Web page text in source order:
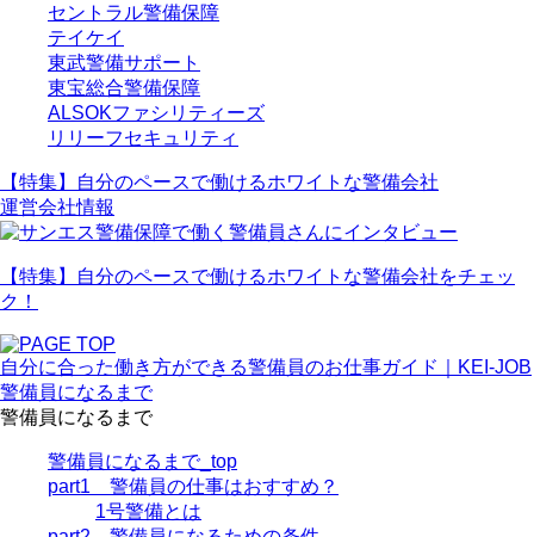
セントラル警備保障
テイケイ
東武警備サポート
東宝総合警備保障
ALSOKファシリティーズ
リリーフセキュリティ
【特集】自分のペースで働けるホワイトな警備会社
運営会社情報
【特集】自分のペースで働けるホワイトな警備会社をチェッ
ク！
自分に合った働き方ができる警備員のお仕事ガイド｜KEI-JOB
警備員になるまで
警備員になるまで
警備員になるまで_top
part1 警備員の仕事はおすすめ？
1号警備とは